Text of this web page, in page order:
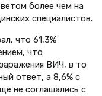
более чем на
специалистов.
что 61,3%
что
ВИЧ, в то
ответ, а 8,6% с
не соглашались с